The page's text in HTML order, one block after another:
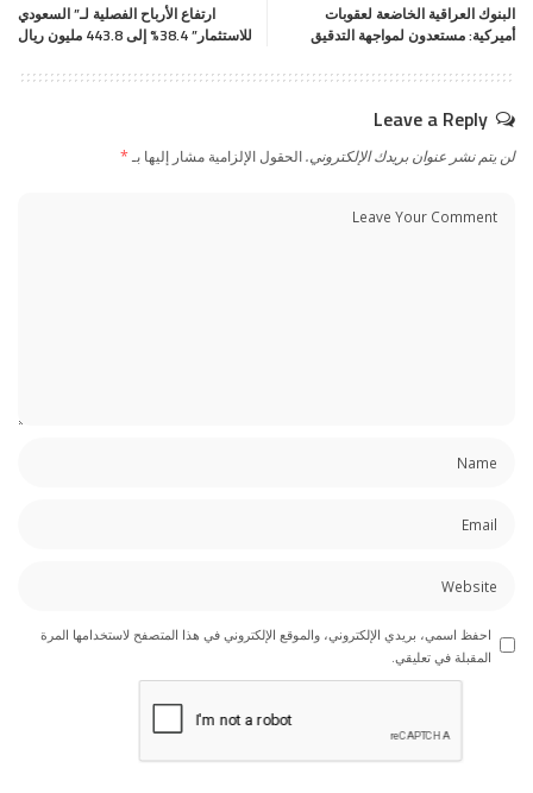
البنوك العراقية الخاضعة لعقوبات
أميركية: مستعدون لمواجهة التدقيق
ارتفاع الأرباح الفصلية لـ” السعودي
للاستثمار” 38.4% إلى 443.8 مليون ريال
Leave a Reply
لن يتم نشر عنوان بريدك الإلكتروني.الحقول الإلزامية مشار إليها بـ*
احفظ اسمي، بريدي الإلكتروني، والموقع الإلكتروني في هذا المتصفح لاستخدامها المرة
المقبلة في تعليقي.